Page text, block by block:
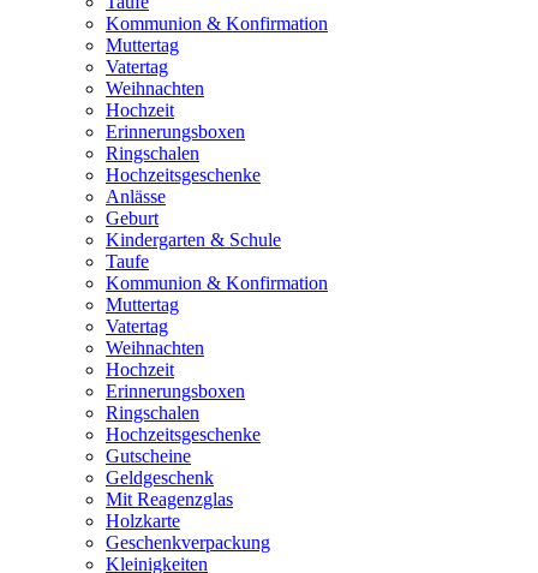
Kommunion & Konfirmation
Muttertag
Vatertag
Weihnachten
Hochzeit
Erinnerungsboxen
Ringschalen
Hochzeitsgeschenke
Anlässe
Geburt
Kindergarten & Schule
Taufe
Kommunion & Konfirmation
Muttertag
Vatertag
Weihnachten
Hochzeit
Erinnerungsboxen
Ringschalen
Hochzeitsgeschenke
Gutscheine
Geldgeschenk
Mit Reagenzglas
Holzkarte
Geschenkverpackung
Kleinigkeiten